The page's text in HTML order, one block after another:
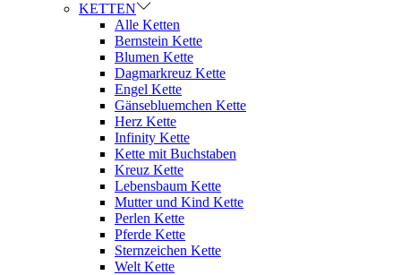
KETTEN
Alle Ketten
Bernstein Kette
Blumen Kette
Dagmarkreuz Kette
Engel Kette
Gänsebluemchen Kette
Herz Kette
Infinity Kette
Kette mit Buchstaben
Kreuz Kette
Lebensbaum Kette
Mutter und Kind Kette
Perlen Kette
Pferde Kette
Sternzeichen Kette
Welt Kette